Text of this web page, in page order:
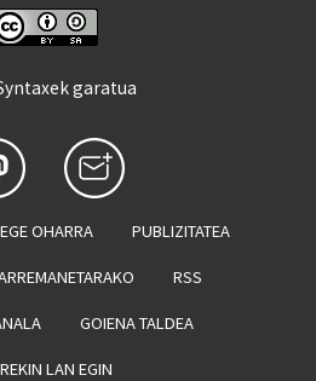
garatua
OHARRA PUBLIZITATEA
RSS
GOIENA TALDEA
LAN EGIN